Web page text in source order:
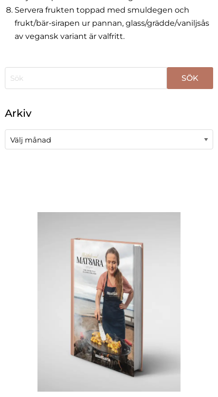
Servera frukten toppad med smuldegen och
frukt/bär-sirapen ur pannan, glass/grädde/vaniljsås
av vegansk variant är valfritt.
Arkiv